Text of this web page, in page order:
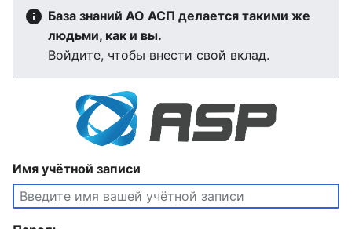
База знаний АО АСП делается такими же
людьми, как и вы.
Войдите, чтобы внести свой вклад.
Имя учётной записи